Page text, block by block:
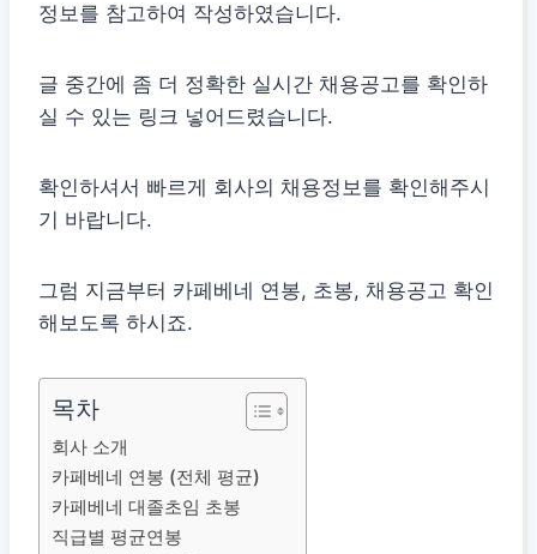
정보를 참고하여 작성하였습니다.
글 중간에 좀 더 정확한 실시간 채용공고를 확인하
실 수 있는 링크 넣어드렸습니다.
확인하셔서 빠르게 회사의 채용정보를 확인해주시
기 바랍니다.
그럼 지금부터 카페베네 연봉, 초봉, 채용공고 확인
해보도록 하시죠.
목차
회사 소개
카페베네 연봉 (전체 평균)
카페베네 대졸초임 초봉
직급별 평균연봉